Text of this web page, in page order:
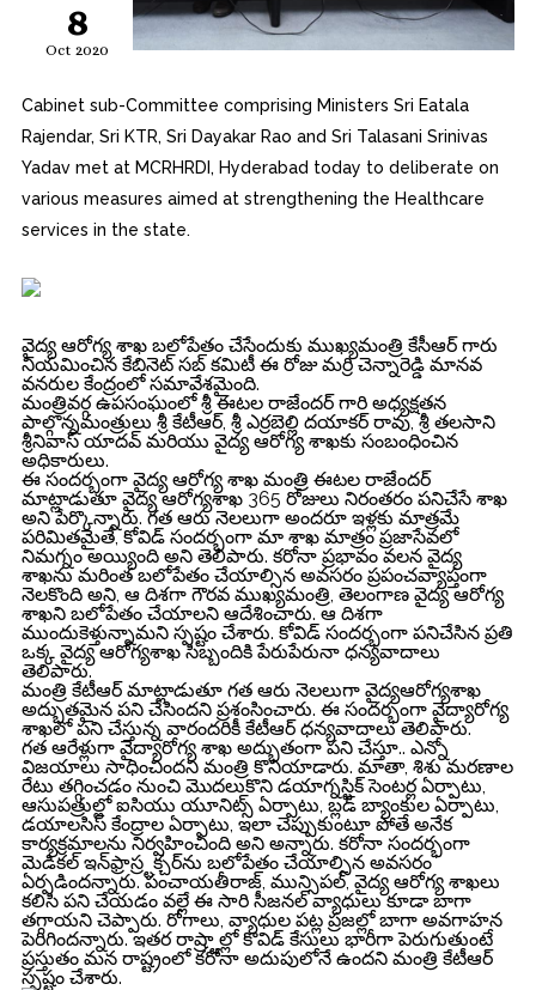
8
Oct 2020
Cabinet sub-Committee comprising Ministers Sri Eatala
Rajendar, Sri KTR, Sri Dayakar Rao and Sri Talasani Srinivas
Yadav met at MCRHRDI, Hyderabad today to deliberate on
various measures aimed at strengthening the Healthcare
services in the state.
వైద్య ఆరోగ్య శాఖ బలోపేతం చేసేందుకు ముఖ్యమంత్రి కేసీఆర్ గారు
నియమించిన కేబినెట్ సబ్ కమిటీ ఈ రోజు మర్రి చెన్నారెడ్డి మానవ
వనరుల కేంద్రంలో సమావేశమైంది.
మంత్రివర్గ ఉపసంఘంలో శ్రీ ఈటల రాజేందర్ గారి అధ్యక్షతన
పాల్గొన్నమంత్రులు శ్రీ కేటీఆర్, శ్రీ ఎర్రబెల్లి దయాకర్ రావు, శ్రీ తలసాని
శ్రీనివాస్ యాదవ్ మరియు వైద్య ఆరోగ్య శాఖకు సంబంధించిన
అధికారులు.
ఈ సందర్బంగా వైద్య ఆరోగ్య శాఖ మంత్రి ఈటల రాజేందర్
మాట్లాడుతూ వైద్య ఆరోగ్యశాఖ 365 రోజులు నిరంతరం పనిచేసే శాఖ
అని పేర్కొన్నారు. గత ఆరు నెలలుగా అందరూ ఇళ్లకు మాత్రమే
పరిమితమైతే, కోవిడ్ సందర్భంగా మా శాఖ మాత్రం ప్రజాసేవలో
నిమగ్నం అయ్యింది అని తెలిపారు. కరోనా ప్రభావం వలన వైద్య
శాఖను మరింత బలోపేతం చేయాల్సిన అవసరం ప్రపంచవ్యాప్తంగా
నెలకొంది అని, ఆ దిశగా గౌరవ ముఖ్యమంత్రి, తెలంగాణ వైద్య ఆరోగ్య
శాఖని బలోపేతం చేయాలని ఆదేశించారు. ఆ దిశగా
ముందుకెళ్తున్నామ‌ని స్ప‌ష్టం చేశారు. కోవిడ్ సందర్భంగా పనిచేసిన ప్రతి
ఒక్క వైద్య ఆరోగ్యశాఖ సిబ్బందికి పేరుపేరునా ధన్యవాదాలు
తెలిపారు.
మంత్రి కేటీఆర్ మాట్లాడుతూ గత ఆరు నెలలుగా వైద్యఆరోగ్యశాఖ
అద్భుతమైన పని చేసిందని ప్ర‌శంసించారు. ఈ సంద‌ర్భంగా వైద్యారోగ్య
శాఖ‌లో ప‌ని చేస్తున్న వారంద‌రికీ కేటీఆర్ ధ‌న్య‌వాదాలు తెలిపారు.
గ‌త ఆరేళ్లుగా వైద్యారోగ్య శాఖ అద్భుతంగా ప‌ని చేస్తూ.. ఎన్నో
విజ‌యాలు సాధించింద‌ని మంత్రి కొనియాడారు. మాతా, శిశు మరణాల
రేటు తగ్గించడం నుంచి మొదలుకొని డయాగ్నస్టిక్ సెంటర్ల ఏర్పాటు,
ఆసుపత్రుల్లో ఐసియు యూనిట్స్ ఏర్పాటు, బ్లడ్ బ్యాంకుల ఏర్పాటు,
డయాలసిస్ కేంద్రాల ఏర్పాటు, ఇలా చెప్పుకుంటూ పోతే అనేక
కార్యక్రమాలను నిర్వహించింది అని అన్నారు. క‌రోనా సంద‌ర్భంగా
మెడిక‌ల్ ఇన్‌ఫ్రాస్ర్ట‌క్చ‌ర్‌ను బ‌లోపేతం చేయాల్సిన అవ‌స‌రం
ఏర్ప‌డింద‌న్నారు. పంచాయ‌తీరాజ్‌, మున్సిప‌ల్, వైద్య ఆరోగ్య శాఖలు
క‌లిసి ప‌ని చేయ‌డం వ‌ల్లే ఈ సారి సీజ‌న‌ల్ వ్యాధులు కూడా బాగా
త‌గ్గాయ‌ని చెప్పారు. రోగాలు, వ్యాధుల ప‌ట్ల ప్ర‌జ‌ల్లో బాగా అవ‌గాహ‌న
పెరిగింద‌న్నారు. ఇత‌ర రాష్ర్టాల్లో కొవిడ్ కేసులు భారీగా పెరుగుతుంటే
ప్ర‌స్తుతం మ‌న రాష్ట్రంలో క‌రోనా అదుపులోనే ఉంద‌ని మంత్రి కేటీఆర్
స్ప‌ష్టం చేశారు.